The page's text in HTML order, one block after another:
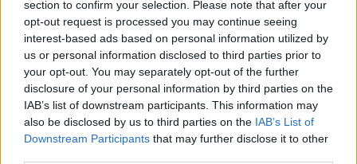
section to confirm your selection. Please note that after your
opt-out request is processed you may continue seeing
interest-based ads based on personal information utilized by
us or personal information disclosed to third parties prior to
your opt-out. You may separately opt-out of the further
disclosure of your personal information by third parties on the
IAB’s list of downstream participants. This information may
also be disclosed by us to third parties on the IAB’s List of
Downstream Participants that may further disclose it to other
Fabiano de Abreu Agrela Rodrigues ressalta que não há
evidências de que o ambiente digital provoque mudanças
genéticas na espécie humana. A adaptação observada,
afirma, ocorre por meio da neuroplasticidade, processo
pelo qual os circuitos neurais se reorganizam em
resposta às experiências.
“O principal desafio é preservar a capacidade de reflexão
Publicado 1 dia atrás
07/08/2026
Por Ígor Lopes
O “Millennium Estoril Open 2026” decorreu entre os
dias 18 e 26 de julho, no Clube de Ténis do Estoril, em